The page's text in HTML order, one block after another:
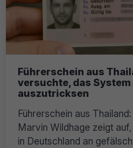
Führerschein aus
versuchte, das System
auszutricksen
Führerschein aus
Marvin Wildhage zeigt
in Deutschland an